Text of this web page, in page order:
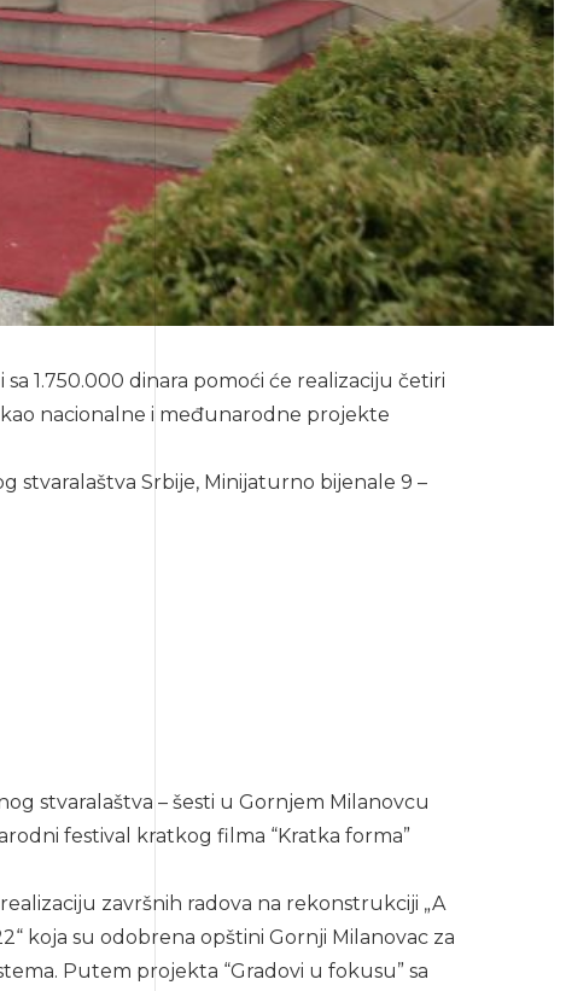
1.750.000 dinara pomoći će realizaciju četiri
nacionalne i međunarodne projekte
stvaralaštva Srbije, Minijaturno bijenale 9 –
stvaralaštva – šesti u Gornjem Milanovcu
festival kratkog filma “Kratka forma”
završnih radova na rekonstrukciji „A
koja su odobrena opštini Gornji Milanovac za
Putem projekta “Gradovi u fokusu” sa